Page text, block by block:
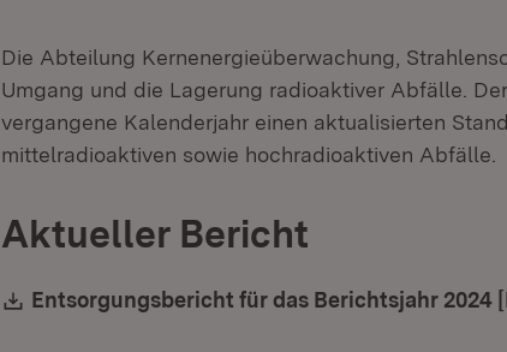
Die Abteilung Kernenergieüberwachung,
Umgang und die Lagerung radioaktiver Abfälle.
vergangene Kalenderjahr einen aktualisierten
mittelradioaktiven sowie hochradioaktiven Abfälle.
Aktueller Bericht
Download:
Entsorgungsbericht für das Berichtsjahr 2024